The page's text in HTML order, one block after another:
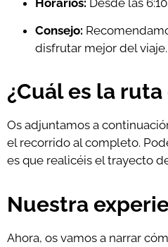
Consejo:
disfrutar mejor del viaje.
¿Cuál es la
Os adjuntamos a
el recorrido al completo.
es que realicéis el trayecto
Nuestra
Ahora, os vamos a narrar